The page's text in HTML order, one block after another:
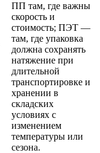
ПП там, где важны
скорость и
стоимость; ПЭТ —
там, где упаковка
должна сохранять
натяжение при
длительной
транспортировке и
хранении в
складских
условиях с
изменением
температуры или
сезона.